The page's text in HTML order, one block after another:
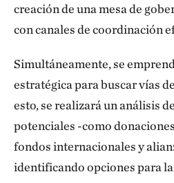
creación de una mesa de
con canales de coordinación
Simultáneamente, se
estratégica para buscar vías
esto, se realizará un análisis
potenciales -como
fondos internacionales y
identificando opciones para